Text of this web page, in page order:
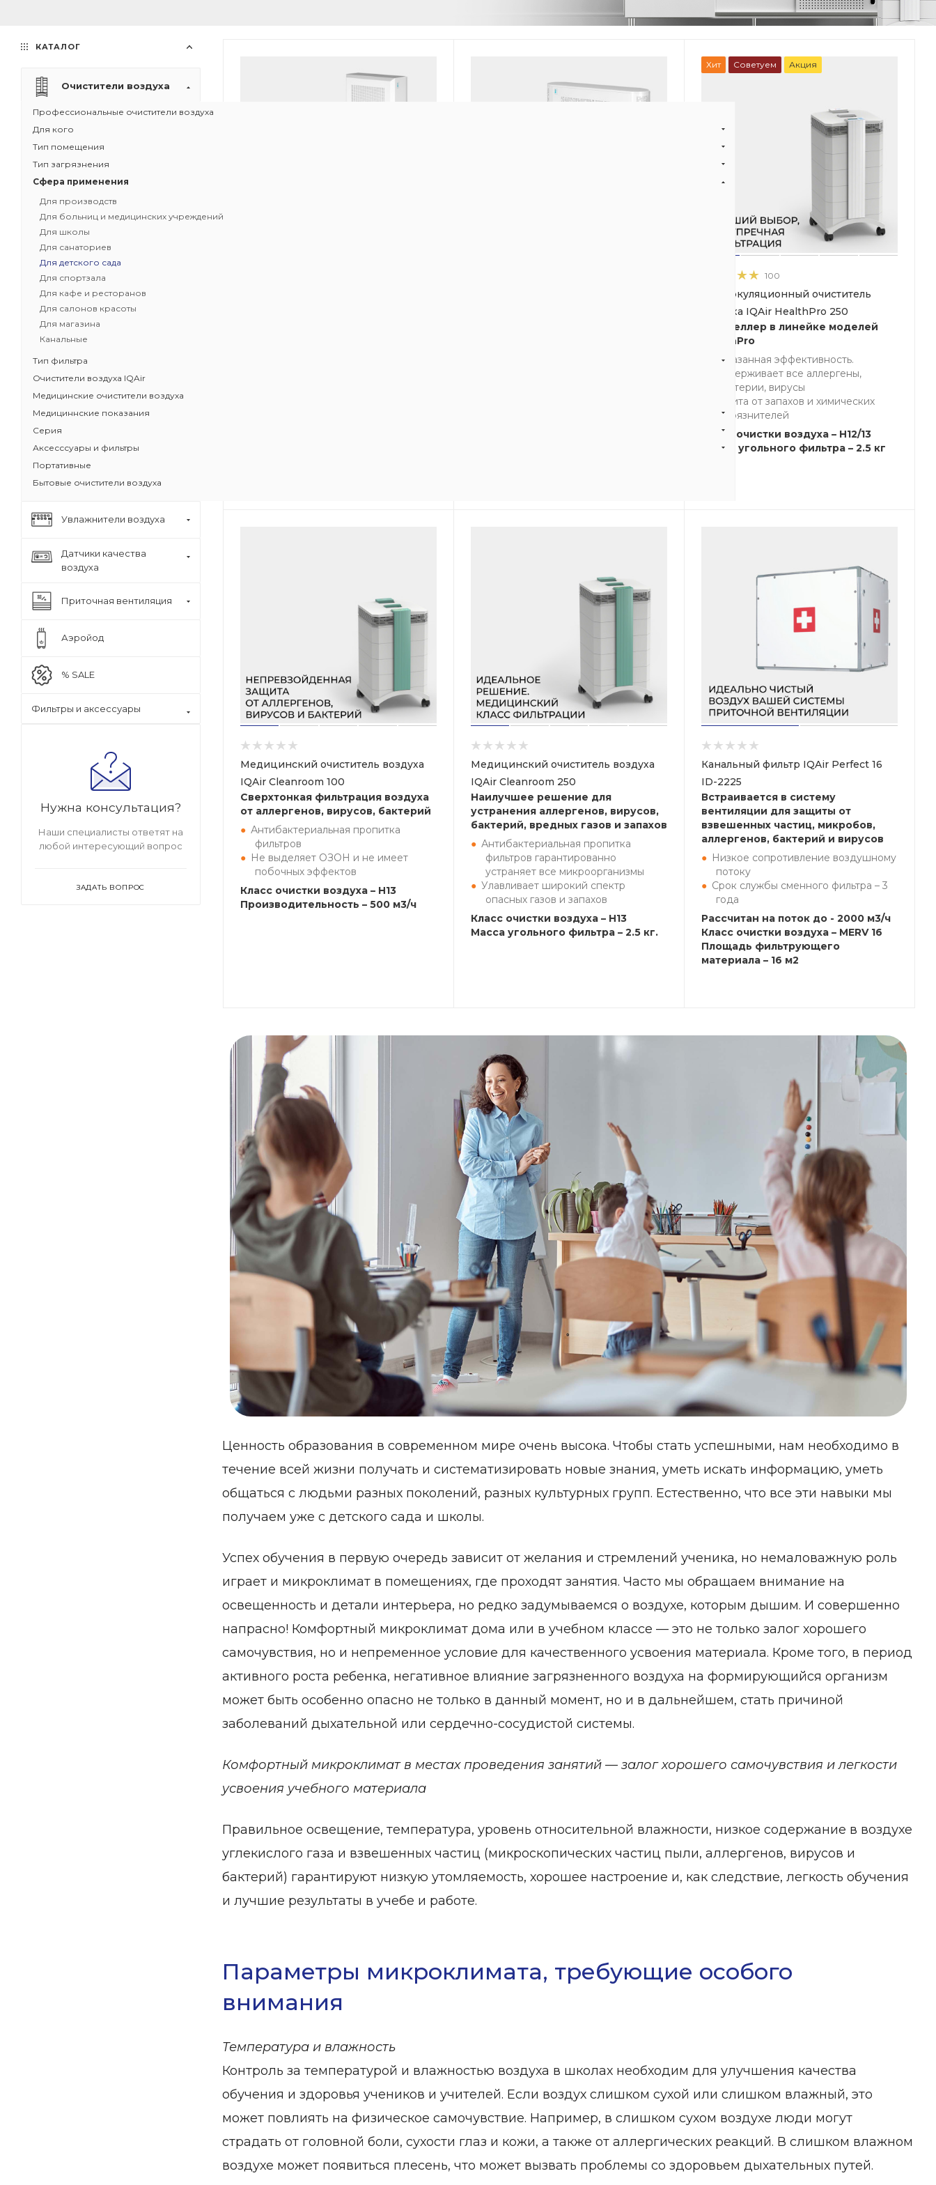
Хит Советуем Акция
100
Рециркуляционный очиститель
воздуха IQAir HealthPro 250
Бестселлер в линейке моделей
HealthPro
Доказанная эффективность.
Задерживает все аллергены,
бактерии, вирусы
Защита от запахов и химических
загрязнителей
Класс очистки воздуха – H12/13
Масса угольного фильтра – 2.5 кг
Медицинский очиститель воздуха
IQAir Cleanroom 100
Сверхтонкая фильтрация воздуха
от аллергенов, вирусов, бактерий
Антибактериальная пропитка
фильтров
Не выделяет ОЗОН и не имеет
побочных эффектов
Класс очистки воздуха – H13
Производительность – 500 м3/ч
Медицинский очиститель воздуха
IQAir Cleanroom 250
Наилучшее решение для
устранения аллергенов, вирусов,
бактерий, вредных газов и запахов
Антибактериальная пропитка
фильтров гарантированно
устраняет все микроорганизмы
Улавливает широкий спектр
опасных газов и запахов
Класс очистки воздуха – H13
Масса угольного фильтра – 2.5 кг.
Канальный фильтр IQAir Perfect 16
ID-2225
Встраивается в систему
вентиляции для защиты от
взвешенных частиц, микробов,
аллергенов, бактерий и вирусов
Низкое сопротивление воздушному
потоку
Срок службы сменного фильтра – 3
года
Рассчитан на поток до - 2000 м3/ч
Класс очистки воздуха – MERV 16
Площадь фильтрующего
материала – 16 м2
Ценность образования в современном мире очень высока. Чтобы стать успешными, нам необходимо в
течение всей жизни получать и систематизировать новые знания, уметь искать информацию, уметь
общаться с людьми разных поколений, разных культурных групп. Естественно, что все эти навыки мы
получаем уже с детского сада и школы.
Успех обучения в первую очередь зависит от желания и стремлений ученика, но немаловажную роль
играет и микроклимат в помещениях, где проходят занятия. Часто мы обращаем внимание на
освещенность и детали интерьера, но редко задумываемся о воздухе, которым дышим. И совершенно
напрасно! Комфортный микроклимат дома или в учебном классе — это не только залог хорошего
самочувствия, но и непременное условие для качественного усвоения материала. Кроме того, в период
активного роста ребенка, негативное влияние загрязненного воздуха на формирующийся организм
может быть особенно опасно не только в данный момент, но и в дальнейшем, стать причиной
заболеваний дыхательной или сердечно-сосудистой системы.
Комфортный микроклимат в местах проведения занятий — залог хорошего самочувствия и легкости
усвоения учебного материала
Правильное освещение, температура, уровень относительной влажности, низкое содержание в воздухе
углекислого газа и взвешенных частиц (микроскопических частиц пыли, аллергенов, вирусов и
бактерий) гарантируют низкую утомляемость, хорошее настроение и, как следствие, легкость обучения
и лучшие результаты в учебе и работе.
Параметры микроклимата, требующие особого
внимания
Температура и влажность
Контроль за температурой и влажностью воздуха в школах необходим для улучшения качества
обучения и здоровья учеников и учителей. Если воздух слишком сухой или слишком влажный, это
может повлиять на физическое самочувствие. Например, в слишком сухом воздухе люди могут
страдать от головной боли, сухости глаз и кожи, а также от аллергических реакций. В слишком влажном
воздухе может появиться плесень, что может вызвать проблемы со здоровьем дыхательных путей.
КАТАЛОГ
Очистители воздуха
Профессиональные очистители воздуха
Для кого
Тип помещения
Тип загрязнения
Сфера применения
Для производств
Для больниц и медицинских учреждений
Для школы
Для санаториев
Для детского сада
Для спортзала
Для кафе и ресторанов
Для салонов красоты
Для магазина
Канальные
Тип фильтра
Очистители воздуха IQAir
Медицинские очистители воздуха
Медициннские показания
Серия
Аксесссуары и фильтры
Портативные
Бытовые очистители воздуха
Увлажнители воздуха
Датчики качества
воздуха
Приточная вентиляция
Аэройод
% SALE
Фильтры и аксессуары
Нужна консультация?
Наши специалисты ответят на
любой интересующий вопрос
ЗАДАТЬ ВОПРОС